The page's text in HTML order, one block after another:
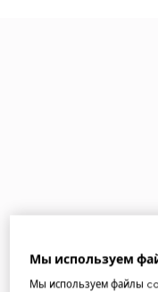
Мы используем
Мы используем файлы